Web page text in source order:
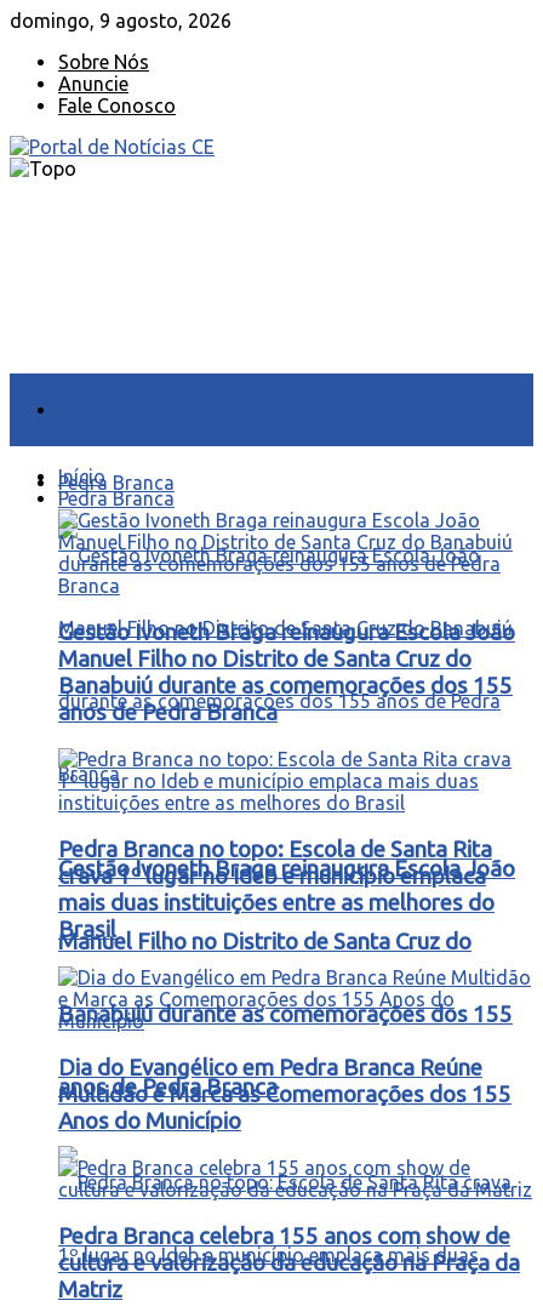
domingo, 9 agosto, 2026
Sobre Nós
Anuncie
Fale Conosco
Pedra Branca
Gestão Ivoneth Braga reinaugura Escola João
Manuel Filho no Distrito de Santa Cruz do
Banabuiú durante as comemorações dos 155
anos de Pedra Branca
Início
Pedra Branca
Gestão Ivoneth Braga reinaugura Escola João
Manuel Filho no Distrito de Santa Cruz do
Banabuiú durante as comemorações dos 155
anos de Pedra Branca
Pedra Branca no topo: Escola de Santa Rita
crava 1º lugar no Ideb e município emplaca
mais duas instituições entre as melhores do
Brasil
Dia do Evangélico em Pedra Branca Reúne
Multidão e Marca as Comemorações dos 155
Anos do Município
Pedra Branca celebra 155 anos com show de
cultura e valorização da educação na Praça da
Matriz